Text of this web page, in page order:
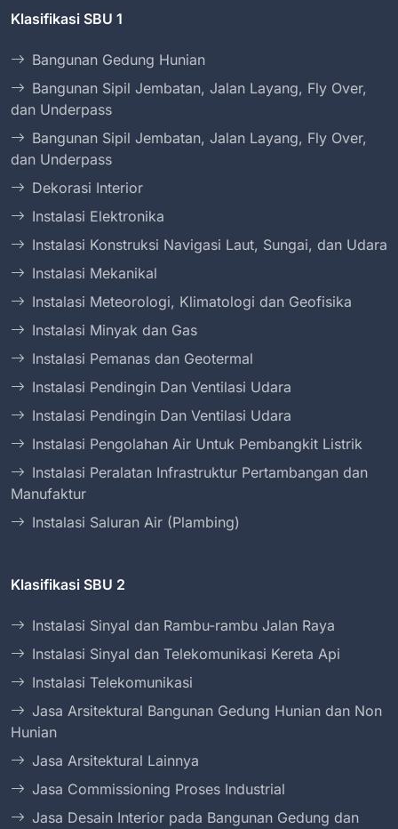
Klasifikasi SBU 1
Bangunan Gedung Hunian
Bangunan Sipil Jembatan, Jalan Layang, Fly Over,
dan Underpass
Bangunan Sipil Jembatan, Jalan Layang, Fly Over,
dan Underpass
Dekorasi Interior
Instalasi Elektronika
Instalasi Konstruksi Navigasi Laut, Sungai, dan Udara
Instalasi Mekanikal
Instalasi Meteorologi, Klimatologi dan Geofisika
Instalasi Minyak dan Gas
Instalasi Pemanas dan Geotermal
Instalasi Pendingin Dan Ventilasi Udara
Instalasi Pendingin Dan Ventilasi Udara
Instalasi Pengolahan Air Untuk Pembangkit Listrik
Instalasi Peralatan Infrastruktur Pertambangan dan
Manufaktur
Instalasi Saluran Air (Plambing)
Klasifikasi SBU 2
Instalasi Sinyal dan Rambu-rambu Jalan Raya
Instalasi Sinyal dan Telekomunikasi Kereta Api
Instalasi Telekomunikasi
Jasa Arsitektural Bangunan Gedung Hunian dan Non
Hunian
Jasa Arsitektural Lainnya
Jasa Commissioning Proses Industrial
Jasa Desain Interior pada Bangunan Gedung dan